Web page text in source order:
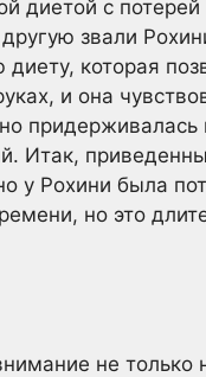
диетой с
звали
которая
и она
Итак,
у Рохини была
но это
не только